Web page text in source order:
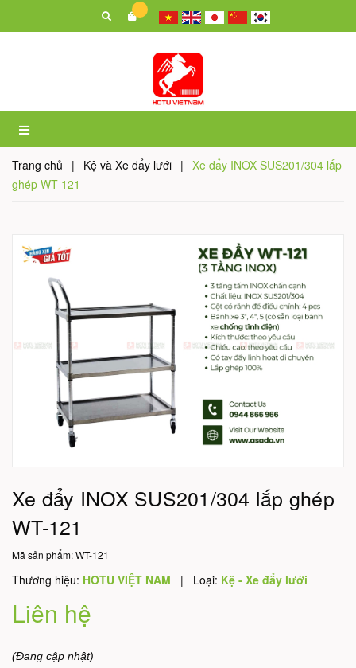
Trang chủ | Kệ và Xe đẩy lưới | Xe đẩy INOX SUS201/304 lắp
ghép WT-121
Xe đẩy INOX SUS201/304 lắp ghép
WT-121
Mã sản phẩm:WT-121
Thương hiệu: HOTU VIỆT NAM | Loại: Kệ - Xe đẩy lưới
Liên hệ
(Đang cập nhật)